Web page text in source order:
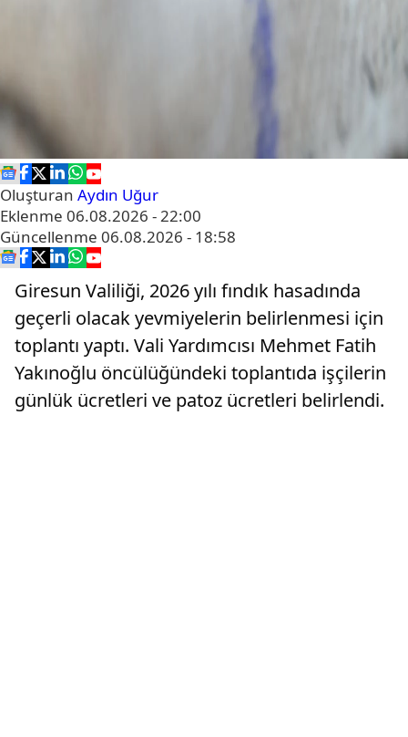
Oluşturan Aydın Uğur
Eklenme 06.08.2026 - 22:00
Güncellenme 06.08.2026 - 18:58
Giresun Valiliği, 2026 yılı fındık hasadında
geçerli olacak yevmiyelerin belirlenmesi için
toplantı yaptı. Vali Yardımcısı Mehmet Fatih
Yakınoğlu öncülüğündeki toplantıda işçilerin
günlük ücretleri ve patoz ücretleri belirlendi.